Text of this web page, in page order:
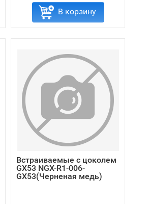
В корзину
Встраиваемые с цоколем
GX53 NGX-R1-006-
GX53(Черненая медь)